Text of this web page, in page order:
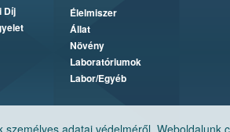
adatai védelméről. Weboldalunk
Díj
Élelmiszer
Állat
Növény
Laboratóriumok
Labor/Egyéb